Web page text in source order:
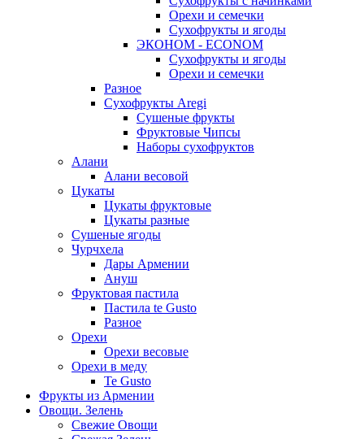
Орехи и семечки
Сухофрукты и ягоды
ЭКОНОМ - ECONOM
Сухофрукты и ягоды
Орехи и семечки
Разное
Сухофрукты Aregi
Сушеные фрукты
Фруктовые Чипсы
Наборы сухофруктов
Алани
Алани весовой
Цукаты
Цукаты фруктовые
Цукаты разные
Сушеные ягоды
Чурчхела
Дары Армении
Ануш
Фруктовая пастила
Пастила te Gusto
Разное
Орехи
Орехи весовые
Орехи в меду
Te Gusto
Фрукты из Армении
Овощи. Зелень
Свежие Овощи